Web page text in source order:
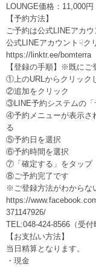
LOUNGE価格：11,000
【予約方法】
ご予約は公式LINEアカ
公式LINEアカウント☟ク
https://linktr.ee/bomterra
【登録の手順】※既に
①上のURLからクリック
②追加をクリック
③LINE予約システムの「
④予約メニューが表示さ
る
⑤予約日を選択
⑥予約時間を選択
⑦「確定する」をタップ
⑧ご予約完了です
※ご登録方法がわからな
https://
371147926/
TEL:048-424-8566（受
【お支払い方法】
当日精算となります。
・現金